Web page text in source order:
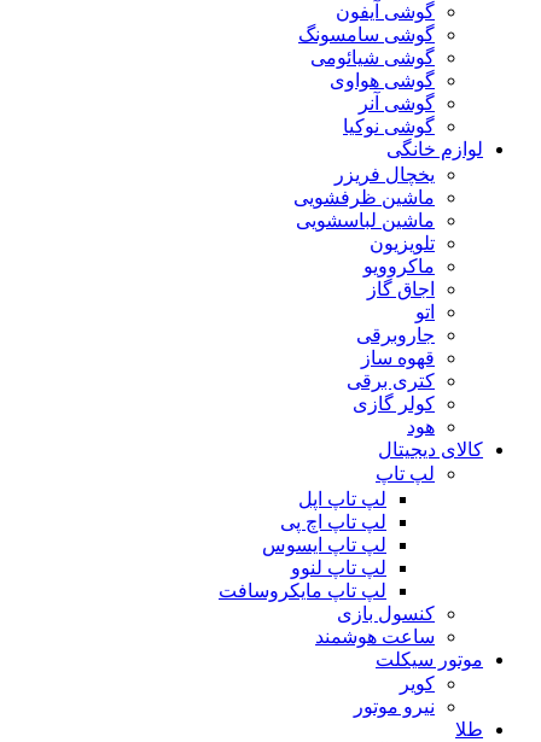
گوشی آیفون
گوشی سامسونگ
گوشی شیائومی
گوشی هواوی
گوشی آنر
گوشی نوکیا
لوازم خانگی
یخچال فریزر
ماشین ظرفشویی
ماشین لباسشویی
تلویزیون
ماکروویو
اجاق گاز
اتو
جاروبرقی
قهوه ساز
کتری برقی
کولر گازی
هود
کالای دیجیتال
لپ تاپ
لپ تاپ اپل
لپ تاپ اچ پی
لپ تاپ ایسوس
لپ تاپ لنوو
لپ تاپ مایکروسافت
کنسول بازی
ساعت هوشمند
موتور سیکلت
کویر
نیرو موتور
طلا